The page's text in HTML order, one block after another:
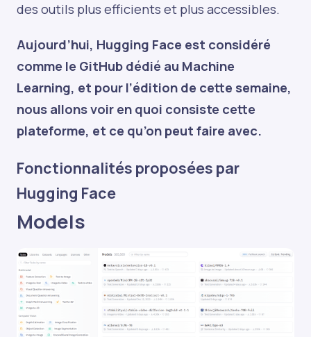
des outils plus efficients et plus accessibles.
Aujourd’hui, Hugging Face est considéré
comme le GitHub dédié au Machine
Learning, et pour l’édition de cette semaine,
nous allons voir en quoi consiste cette
plateforme, et ce qu’on peut faire avec.
Fonctionnalités proposées par
Hugging Face
Models